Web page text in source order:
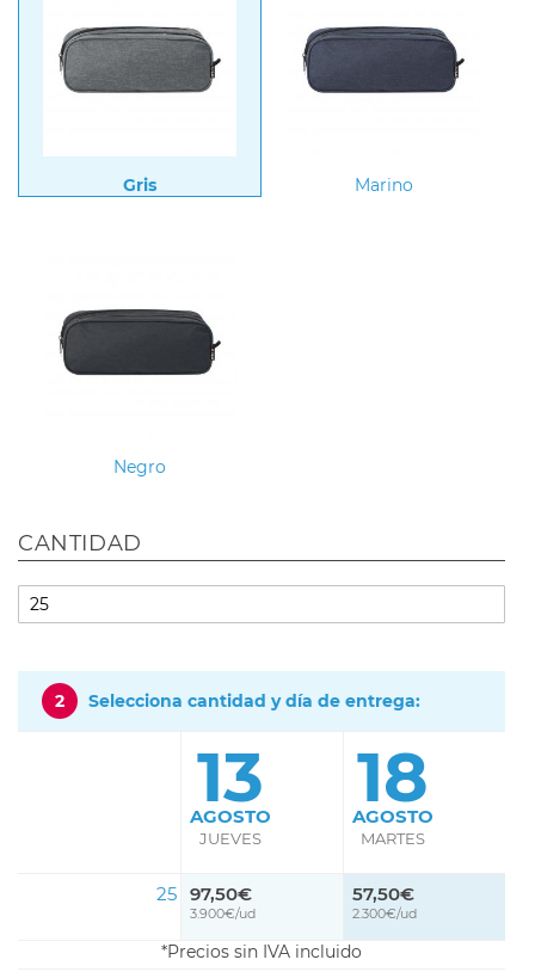
Gris Marino
Negro
CANTIDAD
2 Selecciona cantidad y día de entrega:
13
AGOSTO
JUEVES
18
AGOSTO
MARTES
25 97,50€
3.900€/ud
57,50€
2.300€/ud
Precios sin IVA incluido